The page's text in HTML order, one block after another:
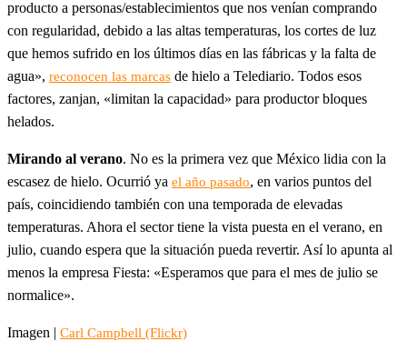
producto a personas/establecimientos que nos venían comprando
con regularidad, debido a las altas temperaturas, los cortes de luz
que hemos sufrido en los últimos días en las fábricas y la falta de
agua», reconocen las marcas de hielo a Telediario. Todos esos
factores, zanjan, «limitan la capacidad» para productor bloques
helados.
Mirando al verano. No es la primera vez que México lidia con la
escasez de hielo. Ocurrió ya el año pasado, en varios puntos del
país, coincidiendo también con una temporada de elevadas
temperaturas. Ahora el sector tiene la vista puesta en el verano, en
julio, cuando espera que la situación pueda revertir. Así lo apunta al
menos la empresa Fiesta: «Esperamos que para el mes de julio se
normalice».
Imagen | Carl Campbell (Flickr)